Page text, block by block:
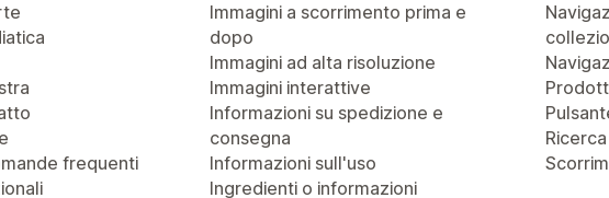
frequenti
Immagini a scorrimento prima e
dopo
Immagini ad alta risoluzione
Immagini interattive
Informazioni su spedizione e
consegna
Informazioni sull'uso
Ingredienti o informazioni